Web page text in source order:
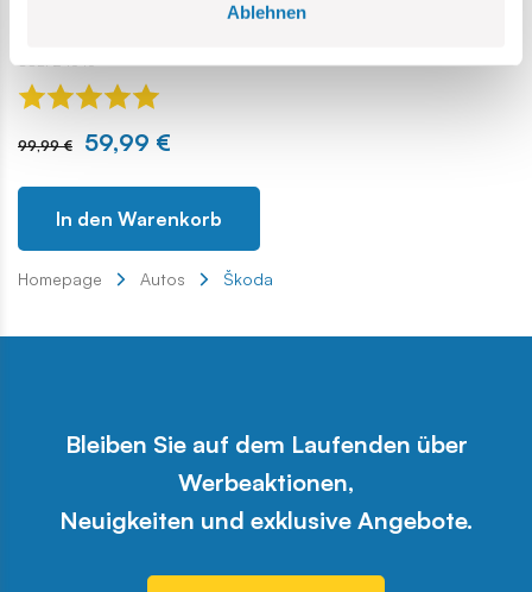
Ablehnen
COBI-24343
99,99 € 59,99 €
In den Warenkorb
Homepage Autos Škoda
Bleiben Sie auf dem Laufenden über
Werbeaktionen,
Neuigkeiten und exklusive Angebote.